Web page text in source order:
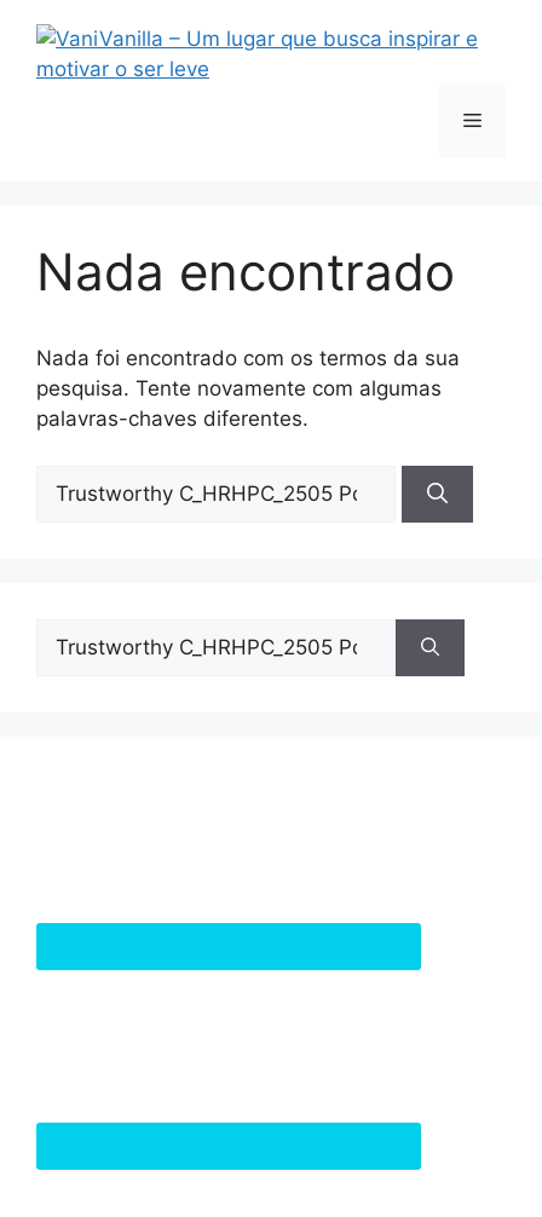
para
Menu
Nada encontrado
Nada foi encontrado com os termos da sua
pesquisa. Tente novamente com algumas
palavras-chaves diferentes.
por:
por: